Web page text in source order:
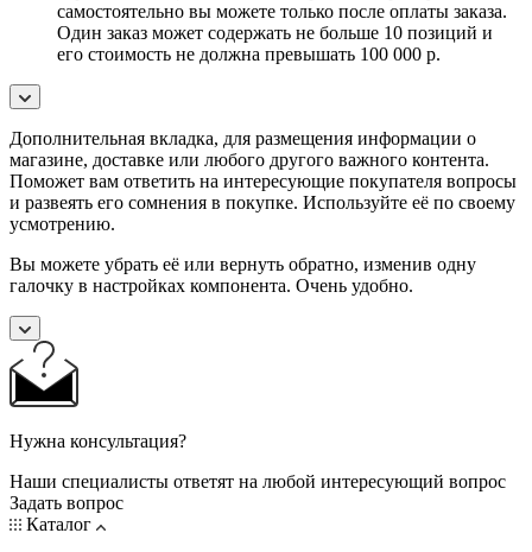
самостоятельно вы можете только после оплаты заказа.
Один заказ может содержать не больше 10 позиций и
его стоимость не должна превышать 100 000 р.
Дополнительная вкладка, для размещения информации о
магазине, доставке или любого другого важного контента.
Поможет вам ответить на интересующие покупателя вопросы
и развеять его сомнения в покупке. Используйте её по своему
усмотрению.
Вы можете убрать её или вернуть обратно, изменив одну
галочку в настройках компонента. Очень удобно.
Нужна консультация?
Наши специалисты ответят на любой интересующий вопрос
Задать вопрос
Каталог